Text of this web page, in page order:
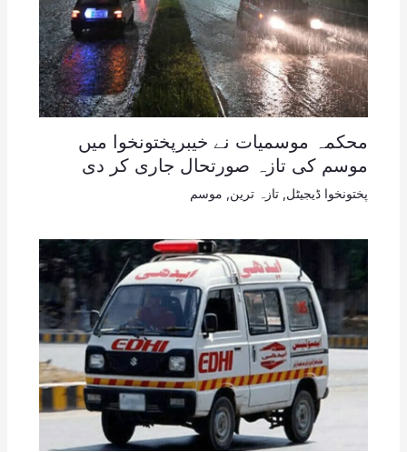
محکمہ موسمیات نے خیبرپختونخوا میں
موسم کی تازہ صورتحال جاری کر دی
پختونخوا ڈیجیٹل تازہ ترین موسم